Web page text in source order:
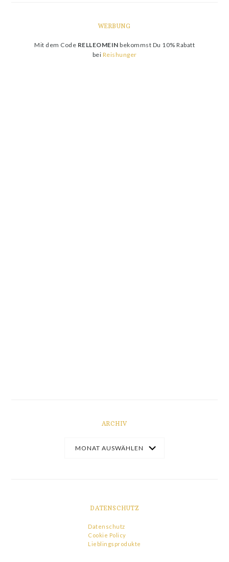
WERBUNG
Mit dem Code RELLEOMEIN bekommst Du 10% Rabatt
bei Reishunger
ARCHIV
DATENSCHUTZ
Datenschutz
Cookie Policy
Lieblingsprodukte